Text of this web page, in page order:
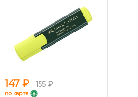
147 ₽ 155 ₽
по карте